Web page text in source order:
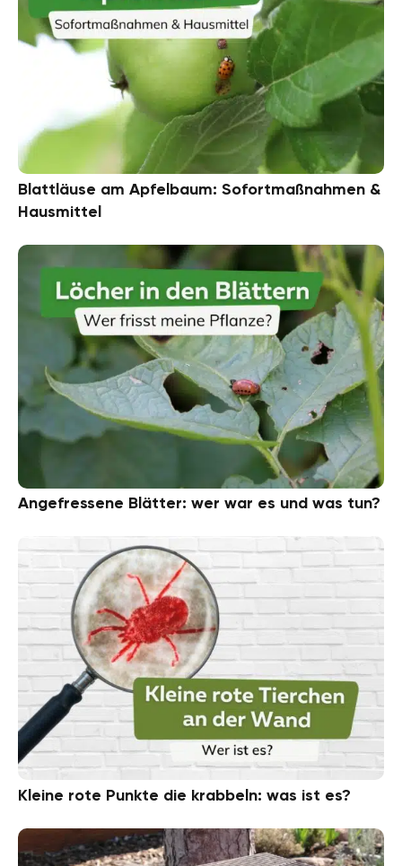
Blattläuse am Apfelbaum: Sofortmaßnahmen &
Hausmittel
Angefressene Blätter: wer war es und was tun?
Kleine rote Punkte die krabbeln: was ist es?